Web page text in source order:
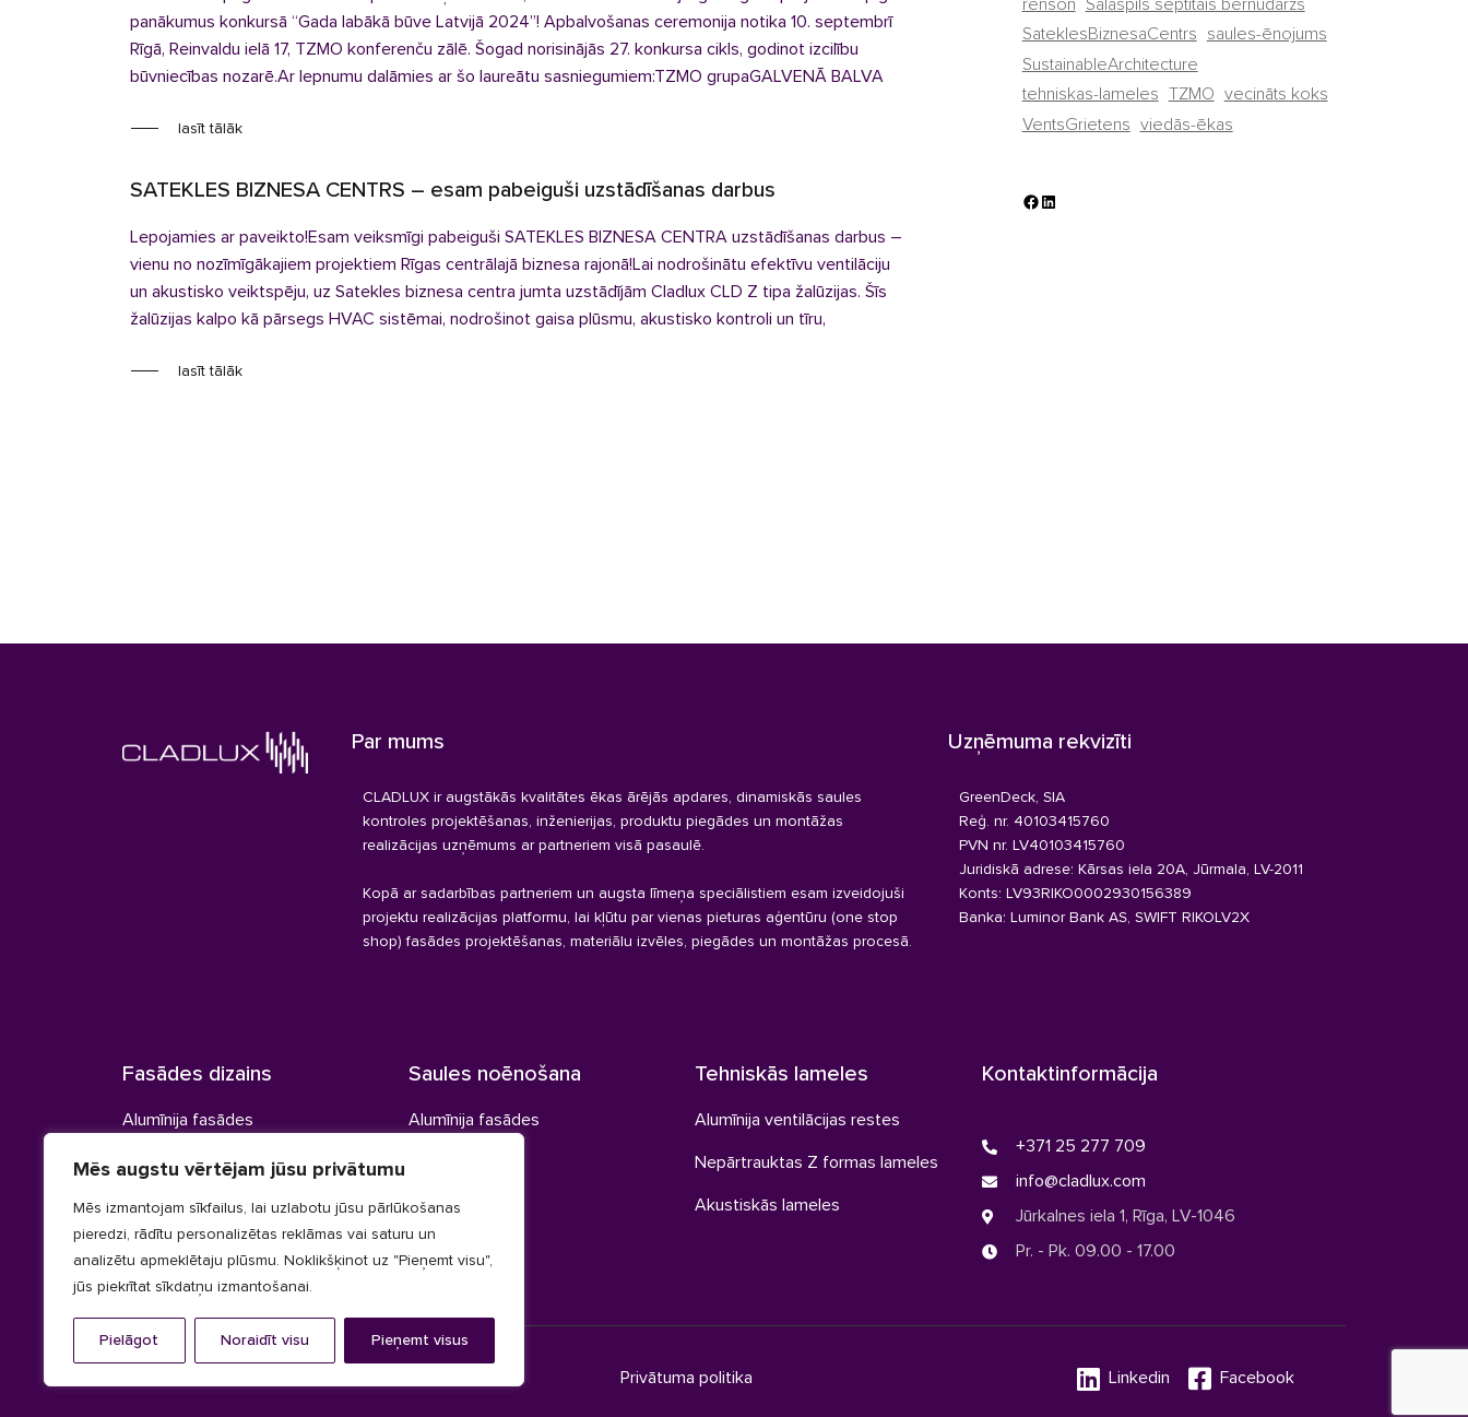
Mēs augstu vērtējam jūsu privātumu
Mēs izmantojam sīkfailus, lai uzlabotu jūsu pārlūkošanas
pieredzi, rādītu personalizētas reklāmas vai saturu un
analizētu apmeklētaju plūsmu. Noklikšķinot uz "Pieņemt visu",
jūs piekrītat sīkdatņu izmantošanai.
Pielāgot Noraidīt visu Pieņemt visus
panākumus konkursā “Gada labākā būve Latvijā 2024”! Apbalvošanas ceremonija notika 10. septembrī
Rīgā, Reinvaldu ielā 17, TZMO konferenču zālē. Šogad norisinājās 27. konkursa cikls, godinot izcilību
būvniecības nozarē.Ar lepnumu dalāmies ar šo laureātu sasniegumiem:TZMO grupaGALVENĀ BALVA
lasīt tālāk
SATEKLES BIZNESA CENTRS – esam pabeiguši uzstādīšanas darbus
Lepojamies ar paveikto!Esam veiksmīgi pabeiguši SATEKLES BIZNESA CENTRA uzstādīšanas darbus –
vienu no nozīmīgākajiem projektiem Rīgas centrālajā biznesa rajonā!Lai nodrošinātu efektīvu ventilāciju
un akustisko veiktspēju, uz Satekles biznesa centra jumta uzstādījām Cladlux CLD Z tipa žalūzijas. Šīs
žalūzijas kalpo kā pārsegs HVAC sistēmai, nodrošinot gaisa plūsmu, akustisko kontroli un tīru,
lasīt tālāk
SateklesBiznesaCentrs saules-ēnojums
SustainableArchitecture
tehniskas-lameles TZMO vecināts koks
VentsGrietens viedās-ēkas
Par mums
CLADLUX ir augstākās kvalitātes ēkas ārējās apdares, dinamiskās saules
kontroles projektēšanas, inženierijas, produktu piegādes un montāžas
realizācijas uzņēmums ar partneriem visā pasaulē.
Kopā ar sadarbības partneriem un augsta līmeņa speciālistiem esam izveidojuši
projektu realizācijas platformu, lai kļūtu par vienas pieturas aģentūru (one stop
shop) fasādes projektēšanas, materiālu izvēles, piegādes un montāžas procesā.
Uzņēmuma rekvizīti
GreenDeck, SIA
Reģ. nr. 40103415760
PVN nr. LV40103415760
Juridiskā adrese: Kārsas iela 20A, Jūrmala, LV-2011
Konts: LV93RIKO0002930156389
Banka: Luminor Bank AS, SWIFT RIKOLV2X
Fasādes dizains
Alumīnija fasādes
Koka fasādes
Kompozītmateriāla fasādes
Uzstādīšanas sistēma
Saules noēnošana
Alumīnija fasādes
Slēģi
Tehniskās lameles
Alumīnija ventilācijas restes
Nepārtrauktas Z formas lameles
Akustiskās lameles
Kontaktinformācija
+371 25 277 709
info@cladlux.com
Jūrkalnes iela 1, Rīga, LV-1046
Pr. - Pk. 09.00 - 17.00
Privātuma politika Linkedin Facebook